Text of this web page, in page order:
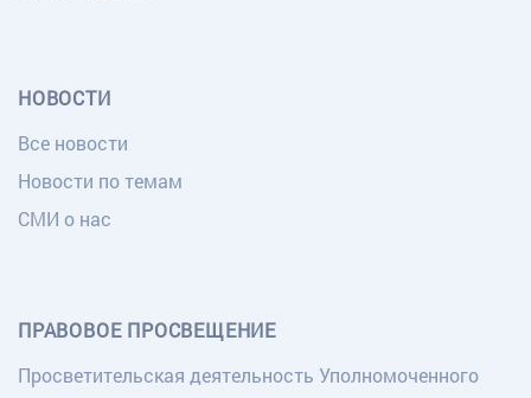
НОВОСТИ
Все новости
Новости по темам
СМИ о нас
ПРАВОВОЕ ПРОСВЕЩЕНИЕ
Просветительская деятельность Уполномоченного